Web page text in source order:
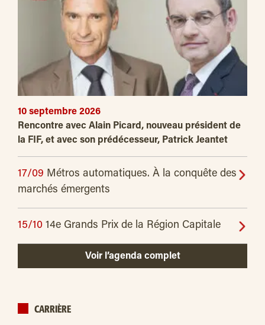
10 septembre 2026
Rencontre avec Alain Picard, nouveau président de
la FIF, et avec son prédécesseur, Patrick Jeantet
17/09 Métros automatiques. À la conquête des
marchés émergents
15/10 14e Grands Prix de la Région Capitale
Voir l’agenda complet
CARRIÈRE